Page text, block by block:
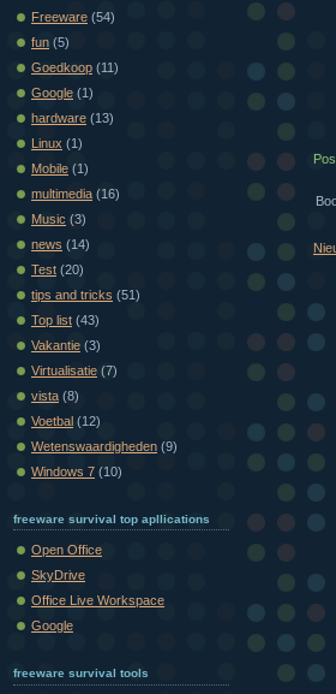
Freeware (54)
fun (5)
Goedkoop (11)
Google (1)
hardware (13)
Linux (1)
Mobile (1)
multimedia (16)
Music (3)
news (14)
Test (20)
tips and tricks (51)
Top list (43)
Vakantie (3)
Virtualisatie (7)
vista (8)
Voetbal (12)
Wetenswaardigheden (9)
Windows 7 (10)
freeware survival top apllications
Open Office
SkyDrive
Office Live Workspace
Google
freeware survival tools